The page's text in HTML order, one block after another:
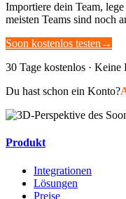
Importiere dein Team,
meisten Teams sind noch
Soon kostenlos testen →
30 Tage kostenlos ·
Du hast schon ein Konto?
Produkt
Integrationen
Lösungen
Preise